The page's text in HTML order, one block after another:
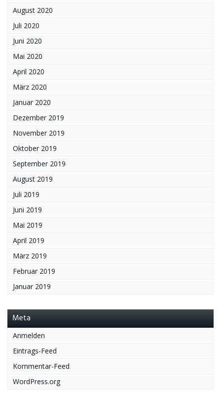
August 2020
Juli 2020
Juni 2020
Mai 2020
April 2020
März 2020
Januar 2020
Dezember 2019
November 2019
Oktober 2019
September 2019
August 2019
Juli 2019
Juni 2019
Mai 2019
April 2019
März 2019
Februar 2019
Januar 2019
Meta
Anmelden
Eintrags-Feed
Kommentar-Feed
WordPress.org